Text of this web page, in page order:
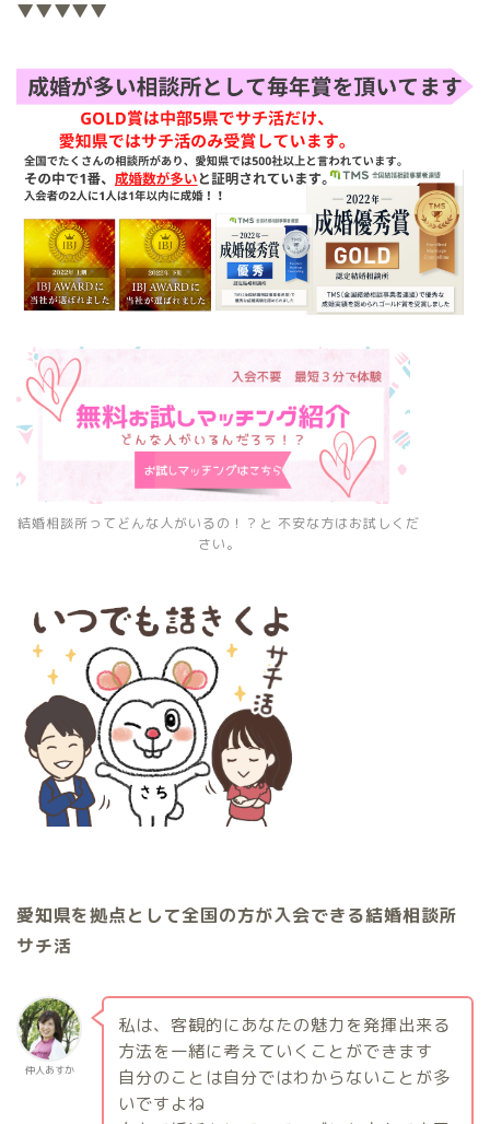
▼▼▼▼▼
結婚相談所ってどんな人がいるの！？と 不安な方はお試しくだ
さい。
愛知県を拠点として全国の方が入会できる結婚相談所
サチ活
仲人あすか
私は、客観的にあなたの魅力を発揮出来る
方法を一緒に考えていくことができます
自分のことは自分ではわからないことが多
いですよね